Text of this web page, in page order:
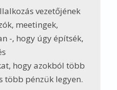
nagyobb
a